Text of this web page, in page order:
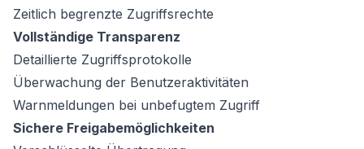
Zeitlich begrenzte Zugriffsrechte
Vollständige Transparenz
Detaillierte Zugriffsprotokolle
Überwachung der Benutzeraktivitäten
Warnmeldungen bei unbefugtem Zugriff
Sichere Freigabemöglichkeiten